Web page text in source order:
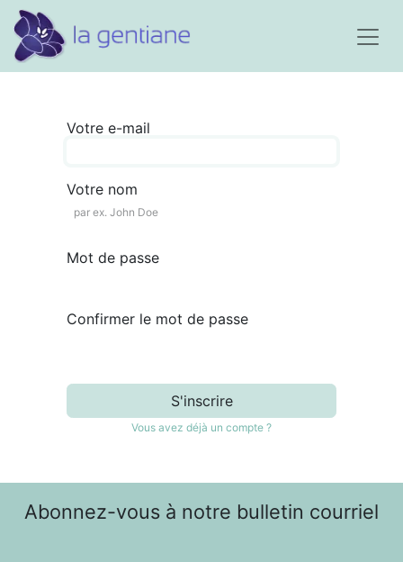
Votre e-mail
Votre nom
Mot de passe
Confirmer le mot de passe
S'inscrire
Vous avez déjà un compte ?
Abonnez-vous à notre bulletin courriel